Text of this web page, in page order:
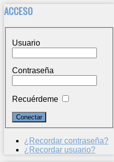
ACCESO
Usuario
Contraseña
Recuérdeme
¿Recordar contraseña?
¿Recordar usuario?